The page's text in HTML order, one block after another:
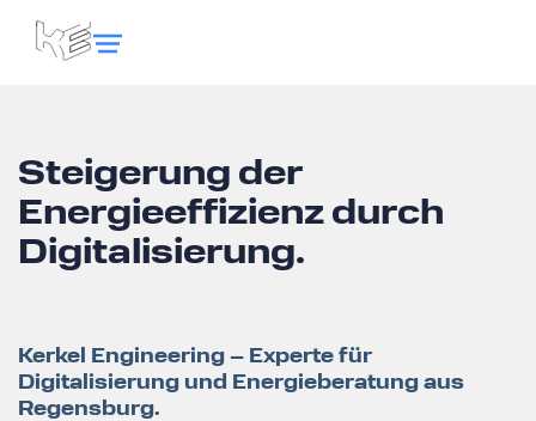
Steigerung der
Energieeffizienz durch
Digitalisierung.
Kerkel Engineering – Experte für
Digitalisierung und Energieberatung aus
Regensburg.